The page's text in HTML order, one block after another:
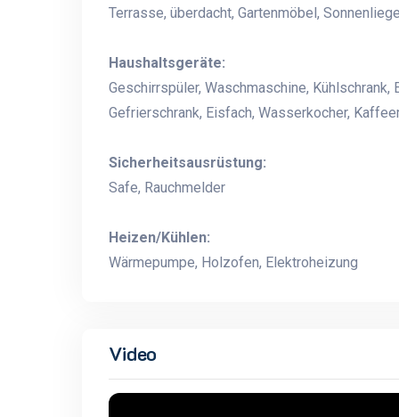
Terrasse, überdacht, Gartenmöbel,
Haushaltsgeräte:
Geschirrspüler, Waschmaschine,
Gefrierschrank, Eisfach, Wasserkocher,
Sicherheitsausrüstung:
Safe, Rauchmelder
Heizen/Kühlen:
Wärmepumpe, Holzofen, Elektroheizung
Video